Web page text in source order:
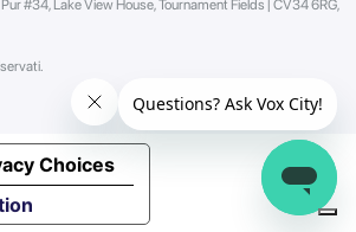
#34, Lake View House, Tournament Fields | CV34 6RG,
Choices